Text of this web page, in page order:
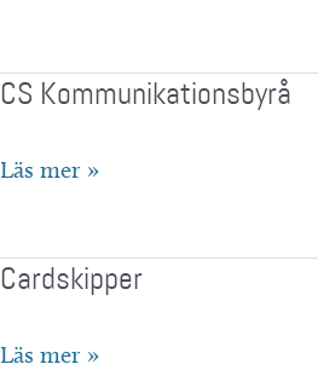
in
CS Kommunikationsbyrå
CS
Läs mer »
Cardskipper
Cardskipper
Läs mer »